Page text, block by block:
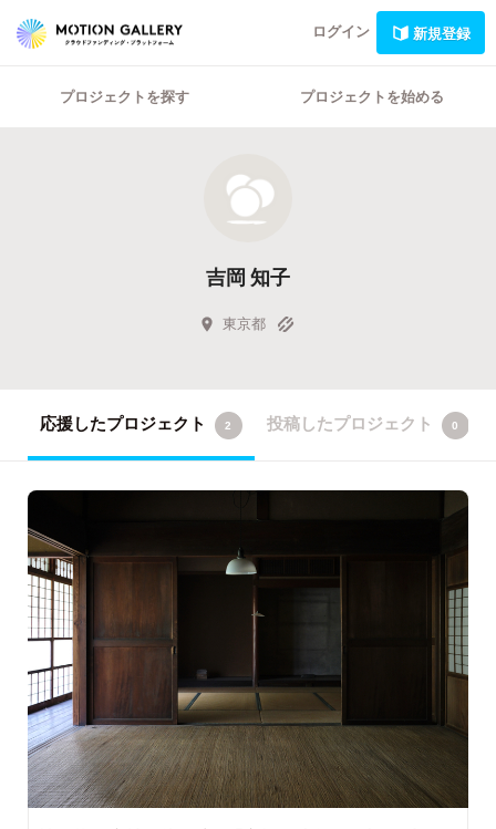
ログイン 新規登録
プロジェクトを探す プロジェクトを始める
吉岡 知子
東京都
応援したプロジェクト 2 投稿したプロジェクト 0